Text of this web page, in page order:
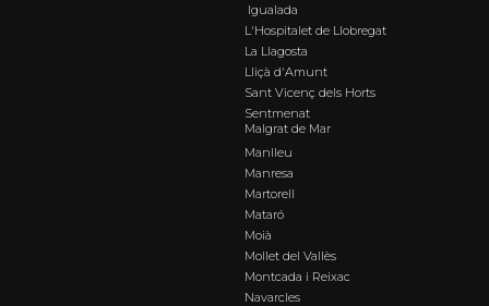
Igualada
L'Hospitalet de Llobregat
La Llagosta
Lliçà d'Amunt
Sant Vicenç dels Horts
Sentmenat
Malgrat de Mar
Manlleu
Manresa
Martorell
Mataró
Moià
Mollet del Vallès
Montcada i Reixac
Navarcles